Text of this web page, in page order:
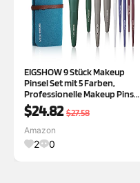
EIGSHOW 9 Stück Makeup
Pinsel Set mit 5 Farben,
Professionelle Makeup Pinsel
mit Tasche, Niedlich &
Geschenk Wahl kühle Farbe
$24.82 $27.58
Amazon
2 0